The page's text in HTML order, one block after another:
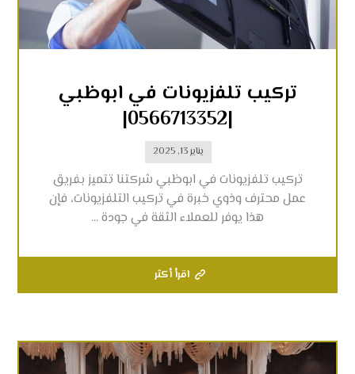
تركيب تلفزيونات في ابوظبي
|0566713352|
يناير 13, 2025
تركيب تلفزيونات في ابوظبي شركتنا تتميز بفريق
عمل محترف وذوي خبرة في تركيب التلفزيونات، فإن
هذا يوفر للعملاء الثقة في جودة ...
اقرأ أكثر